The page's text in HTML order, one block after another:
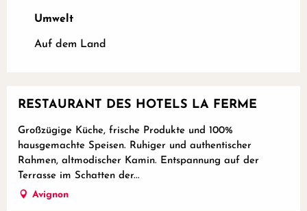
Umwelt
Umwelt
Auf dem Land
RESTAURANT DES HOTELS LA FERME
Großzügige Küche, frische Produkte und 100%
hausgemachte Speisen. Ruhiger und authentischer
Rahmen, altmodischer Kamin. Entspannung auf der
Terrasse im Schatten der...
Avignon